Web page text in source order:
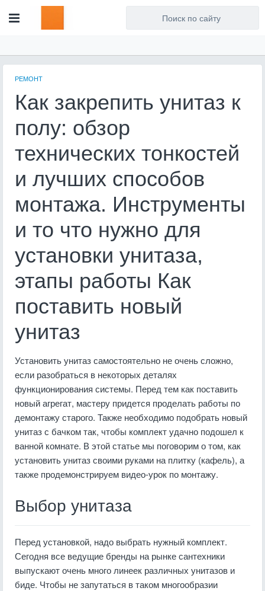
РЕМОНТ
Как закрепить унитаз к
полу: обзор
технических тонкостей
и лучших способов
монтажа. Инструменты
и то что нужно для
установки унитаза,
этапы работы Как
поставить новый
унитаз
Установить унитаз самостоятельно не очень сложно,
если разобраться в некоторых деталях
функционирования системы. Перед тем как поставить
новый агрегат, мастеру придется проделать работы по
демонтажу старого. Также необходимо подобрать новый
унитаз с бачком так, чтобы комплект удачно подошел к
ванной комнате. В этой статье мы поговорим о том, как
установить унитаз своими руками на плитку (кафель), а
также продемонстрируем видео-урок по монтажу.
Выбор унитаза
Перед установкой, надо выбрать нужный комплект.
Сегодня все ведущие бренды на рынке сантехники
выпускают очень много линеек различных унитазов и
биде. Чтобы не запутаться в таком многообразии
Для любых предложений по
сайту: artist71@cp9.ru